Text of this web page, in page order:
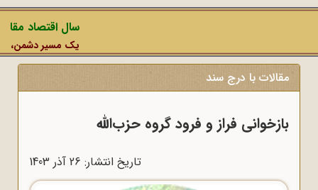
سال اقتصاد
یک مسیر دشمن،
مقالات با درج سند
بازخوانی فراز و فرود گروه حزب‌الله
تاریخ انتشار: 26 آذر 1403